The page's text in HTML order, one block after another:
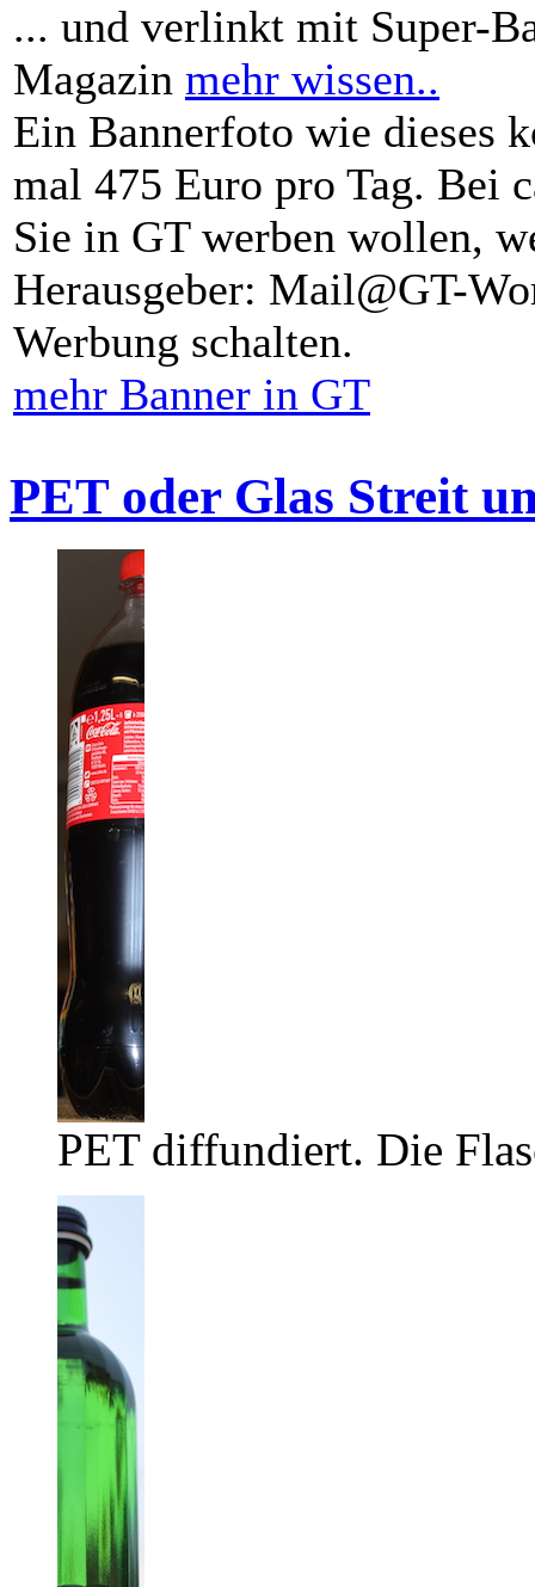
... und verlinkt mit Super-
Magazin mehr wissen..
Ein Bannerfoto wie dieses
mal 475 Euro pro Tag. Bei
Sie in GT werben wollen,
Herausgeber: Mail@GT-
Werbung schalten.
mehr Banner in GT
PET oder Glas Streit
PET diffundiert. Die